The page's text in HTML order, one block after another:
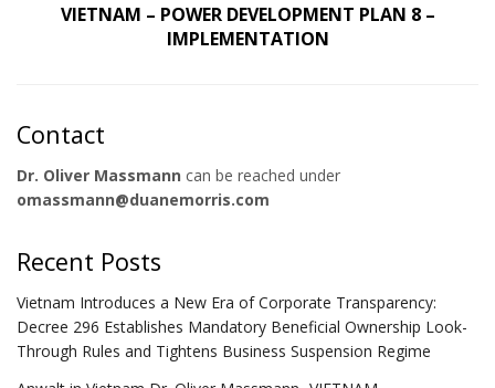
VIETNAM – POWER DEVELOPMENT PLAN 8 –
IMPLEMENTATION
Contact
Dr. Oliver Massmann can be reached under
omassmann@duanemorris.com
Recent Posts
Vietnam Introduces a New Era of Corporate Transparency:
Decree 296 Establishes Mandatory Beneficial Ownership Look-
Through Rules and Tightens Business Suspension Regime